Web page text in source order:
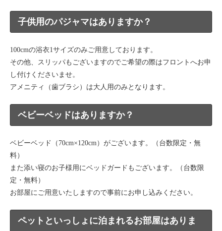
子供用のパジャマはありますか？
100cmの浴衣1サイズのみご用意しております。
その他、スリッパもございますのでご希望の際はフロントへお申
し付けくださいませ。
アメニティ（歯ブラシ）は大人用のみとなります。
ベビーベッドはありますか？
ベビーベッド（70cm×120cm）がございます。（台数限定・無
料）
また添い寝のお子様用にベッドガードもございます。（台数限
定・無料）
お部屋にご用意いたしますので事前にお申し込みください。
ペットといっしょに泊まれるお部屋はありま